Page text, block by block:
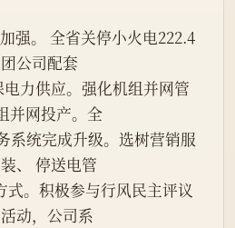
公司配套
力供应。强化机组并网管
并网投产。全
统完成升级。选树营销服
、 停送电管
式。积极参与行风民主评议
动，公司系